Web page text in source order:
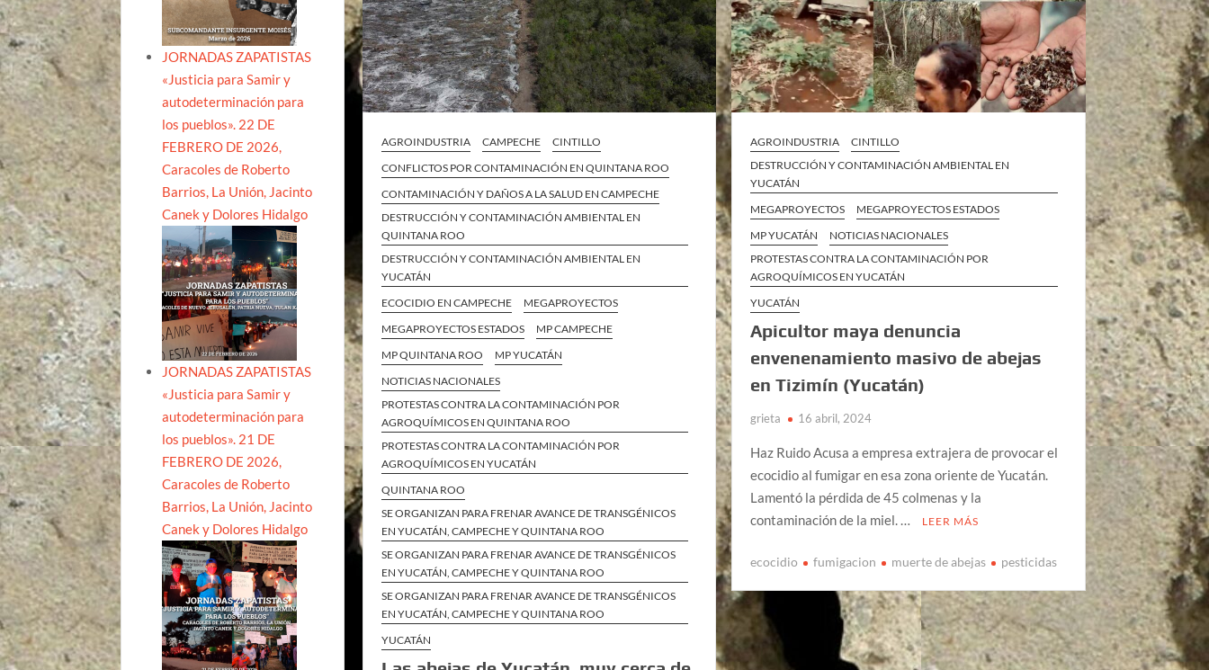
AGROINDUSTRIA CAMPECHE
CINTILLO
CONFLICTOS POR CONTAMINACIÓN EN QUINTANA ROO
CONTAMINACIÓN Y DAÑOS A LA SALUD EN CAMPECHE
DESTRUCCIÓN Y CONTAMINACIÓN AMBIENTAL EN
QUINTANA ROO
DESTRUCCIÓN Y CONTAMINACIÓN AMBIENTAL EN
YUCATÁN
ECOCIDIO EN CAMPECHE
MEGAPROYECTOS
MEGAPROYECTOS ESTADOS
MP CAMPECHE
MP QUINTANA ROO
MP YUCATÁN
NOTICIAS NACIONALES
PROTESTAS CONTRA LA CONTAMINACIÓN POR
AGROQUÍMICOS EN QUINTANA ROO
PROTESTAS CONTRA LA CONTAMINACIÓN POR
AGROQUÍMICOS EN YUCATÁN
QUINTANA ROO
SE ORGANIZAN PARA FRENAR AVANCE DE TRANSGÉNICOS
EN YUCATÁN, CAMPECHE Y QUINTANA ROO
SE ORGANIZAN PARA FRENAR AVANCE DE TRANSGÉNICOS
EN YUCATÁN, CAMPECHE Y QUINTANA ROO
SE ORGANIZAN PARA FRENAR AVANCE DE TRANSGÉNICOS
EN YUCATÁN, CAMPECHE Y QUINTANA ROO
YUCATÁN
AGROINDUSTRIA
CINTILLO
DESTRUCCIÓN Y CONTAMINACIÓN AMBIENTAL EN
YUCATÁN
MEGAPROYECTOS
MEGAPROYECTOS ESTADOS
MP YUCATÁN
NOTICIAS NACIONALES
PROTESTAS CONTRA LA CONTAMINACIÓN POR
AGROQUÍMICOS EN YUCATÁN
YUCATÁN
Apicultor maya denuncia
envenenamiento masivo de abejas
en Tizimín (Yucatán)
grieta 16 abril, 2024
Haz Ruido Acusa a empresa extrajera de provocar el
ecocidio al fumigar en esa zona oriente de Yucatán.
Lamentó la pérdida de 45 colmenas y la
contaminación de la miel. …
LEER MÁS
ecocidio fumigacion muerte de abejas pesticidas
JORNADAS ZAPATISTAS
«Justicia para Samir y
autodeterminación para
los pueblos». 22 DE
FEBRERO DE 2026,
Caracoles de Roberto
Barrios, La Unión, Jacinto
Canek y Dolores Hidalgo
JORNADAS ZAPATISTAS
«Justicia para Samir y
autodeterminación para
los pueblos». 21 DE
FEBRERO DE 2026,
Caracoles de Roberto
Barrios, La Unión, Jacinto
Canek y Dolores Hidalgo